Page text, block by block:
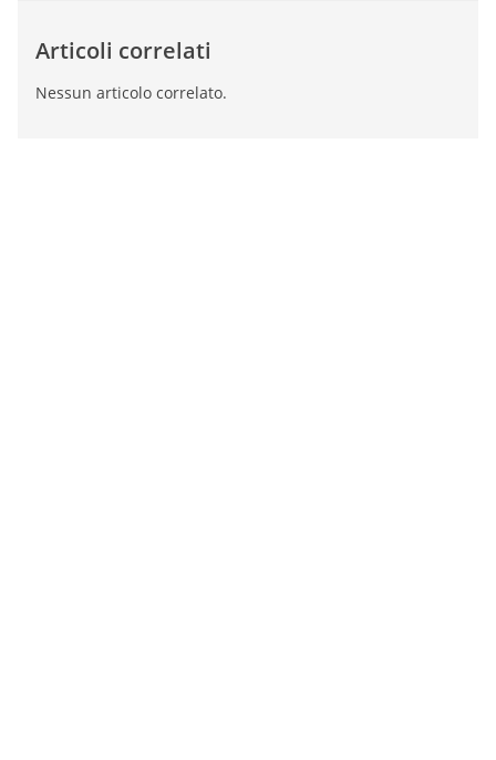
Articoli correlati
Nessun articolo correlato.